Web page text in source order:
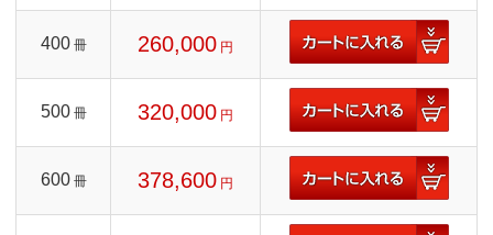
400 冊 260,000 円
500 冊 320,000 円
600 冊 378,600 円